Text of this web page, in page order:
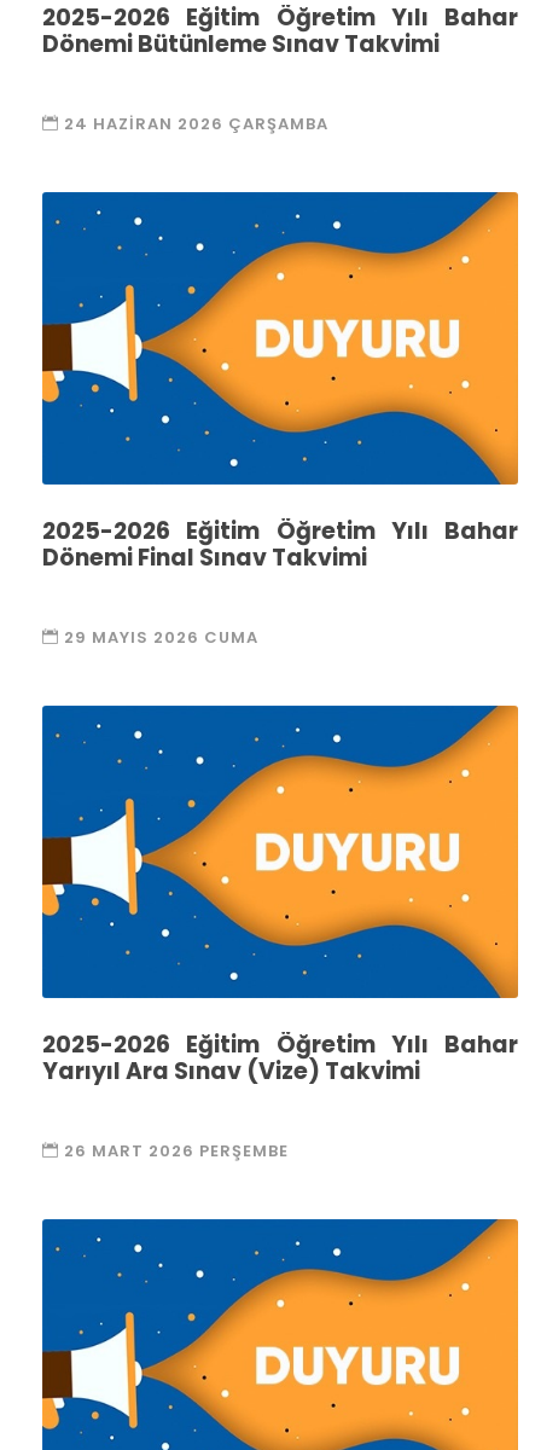
2025-2026 Eğitim Öğretim Yılı Bahar
Dönemi Bütünleme Sınav Takvimi
24 HAZIRAN 2026 ÇARŞAMBA
2025-2026 Eğitim Öğretim Yılı Bahar
Dönemi Final Sınav Takvimi
29 MAYIS 2026 CUMA
2025-2026 Eğitim Öğretim Yılı Bahar
Yarıyıl Ara Sınav (Vize) Takvimi
26 MART 2026 PERŞEMBE